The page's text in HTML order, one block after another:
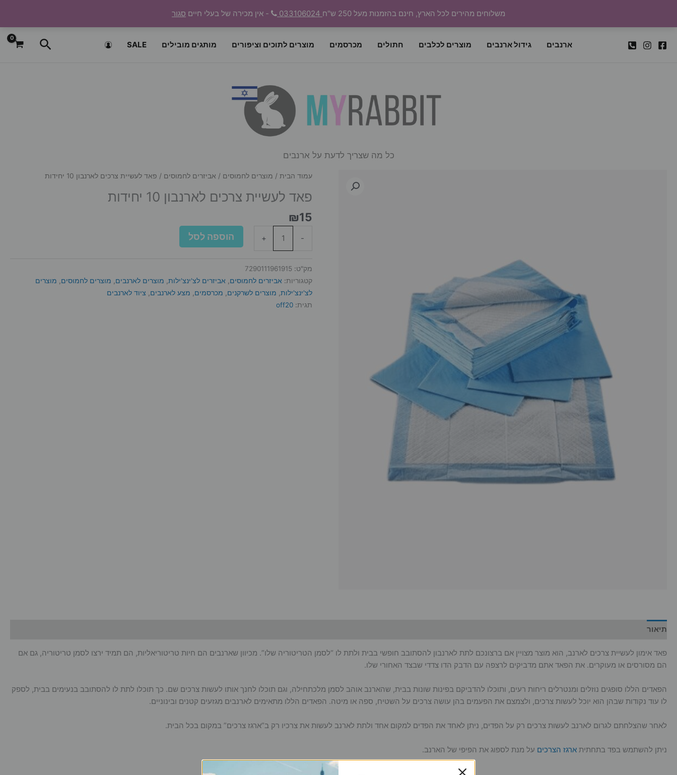
משלוחים מהירים לכל הארץ, חינם בהזמנות מעל 250 ש"ח - אין מכירה של בעלי חיים סגור
ארנבים גידול ארנבים מוצרים לכלבים חתולים מכרסמים מוצרים לתוכים וציפורים מותגים מובילים SALE חיפוש
כל מה שצריך לדעת על ארנבים
עמוד הבית / מוצרים לחמוסים / אביזרים לחמוסים / פאד לעשיית צרכים לארנבון 10 יחידות
פאד לעשיית צרכים לארנבון 10 יחידות
₪15
-
+ הוספה לסל
מק"ט: 7290111961915
קטגוריות: אביזרים לחמוסים אביזרים לצ'ינצ'ילות מוצרים לארנבים מוצרים לחמוסים
מוצרים
לצ'ינצ'ילות מוצרים לשרקנים מכרסמים מצע לארנבים
ציוד לארנבים
תגית:off20
תיאור
פאד אימון לעשיית צרכים לארנב, הוא מוצר מצויין אם ברצונכם לתת לארנבון להסתובב חופשי בבית ולתת לו “לסמן הטריטוריה שלו”. מכיוון שארנבים הם חיות טריטוריאליות, הם תמיד ירצו לסמן טריטוריה, גם אם
הם מסורסים או מעוקרים. את הפאד אתם מדביקים לרצפה עם הדבק הדו צדדי שבצד האחורי שלו.
הפאדים הללו סופגים נוזלים ומנטרלים ריחות רעים, ותוכלו להדביקם בפינות שונות בבית, שהארנב אוהב לסמן מלכתחילה, וגם תוכלו לחנך אותו לעשות צרכים שם. כך תוכלו לתת לו להסתובב בנעימים בבית, לספק
לו עוד נקודות שבהן הוא יוכל לעשות צרכים, ולצמצם את הפעמים בהן עושה צרכים על השטיח, ספה או מיטה. הפאדים הללו מתאימים לארנבים מגזעים קטנים ובינוניים.
לאחר שהצלחתם לגרום לארנב לעשות צרכים רק על הפדים, ניתן לאחד את הפדים למקום אחד ולתת לארנב לעשות את צרכיו רק ב”ארגז צרכים” במקום בכל הבית.
ניתן להשתמש בפד בתחתית ארגז הצרכים על מנת לספוג את הפיפי של הארנב.